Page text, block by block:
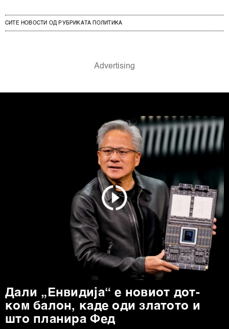
СИТЕ НОВОСТИ ОД РУБРИКАТА ПОЛИТИКА
Дали „Енвидија“ е новиот дот-
ком балон, каде оди златото и
што планира Фед